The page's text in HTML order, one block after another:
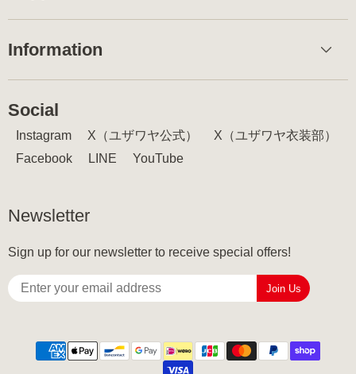
Information
Social
Instagram X（ユザワヤ公式）
X（ユザワヤ衣装部）
Facebook
LINE YouTube
Newsletter
Sign up for our newsletter to receive special offers!
Join Us